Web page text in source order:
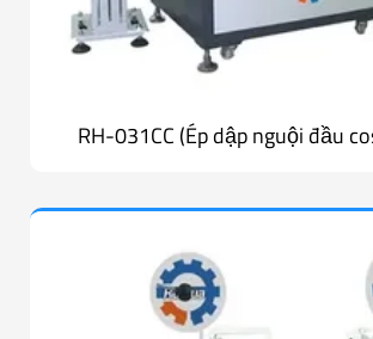
RH-031CC (Ép dập nguội đầu